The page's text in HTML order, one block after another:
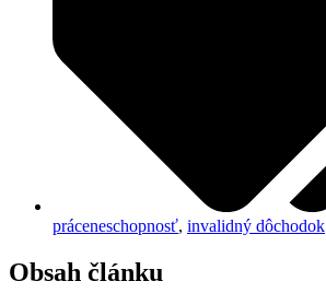
práceneschopnosť, invalidný dôchodok
Obsah článku